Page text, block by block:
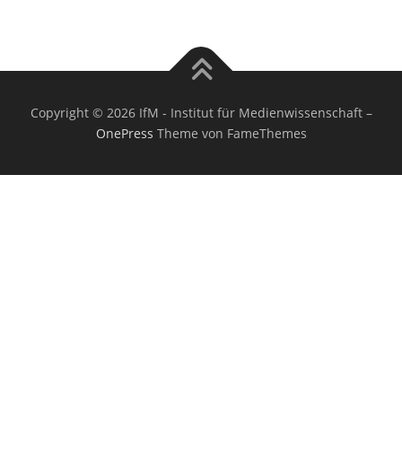
Copyright © 2026 IfM - Institut für Medienwissenschaft –
OnePress Theme von FameThemes